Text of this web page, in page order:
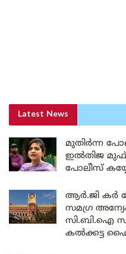
Latest News
മുതിർന്ന
ഇൽതിജ
പോലീസ്
ആർ.ജി കർ
സമഗ്ര
സി.ബി.ഐ
കൽക്കട്ട